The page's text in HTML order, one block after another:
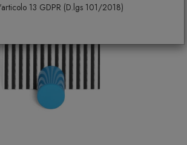
13 GDPR (D.lgs 101/2018)